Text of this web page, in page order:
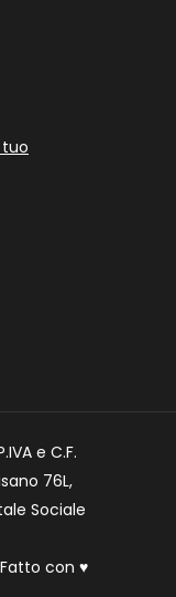
e C.F.
76L,
Sociale
con ♥